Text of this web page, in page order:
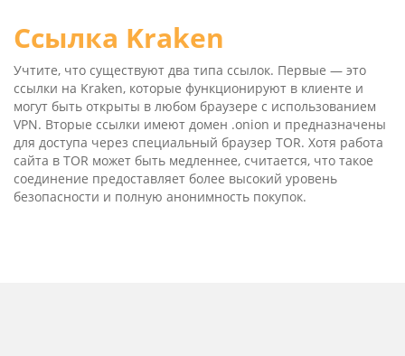
Ссылка Kra­ken
Учтите, что существуют два типа ссылок. Первые — это
ссылки на Kra­ken, которые функционируют в клиенте и
могут быть открыты в любом браузере с использованием
VPN. Вторые ссылки имеют домен .oni­on и предназначены
для доступа через специальный браузер TOR. Хотя работа
сайта в TOR может быть медленнее, считается, что такое
соединение предоставляет более высокий уровень
безопасности и полную анонимность покупок.